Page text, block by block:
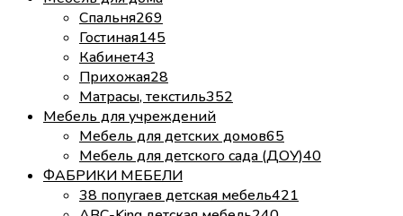
Спальня269
Гостиная145
Кабинет43
Прихожая28
Матрасы, текстиль352
Мебель для учреждений
Мебель для детских домов65
Мебель для детского сада (ДОУ)40
ФАБРИКИ МЕБЕЛИ
38 попугаев детская мебель421